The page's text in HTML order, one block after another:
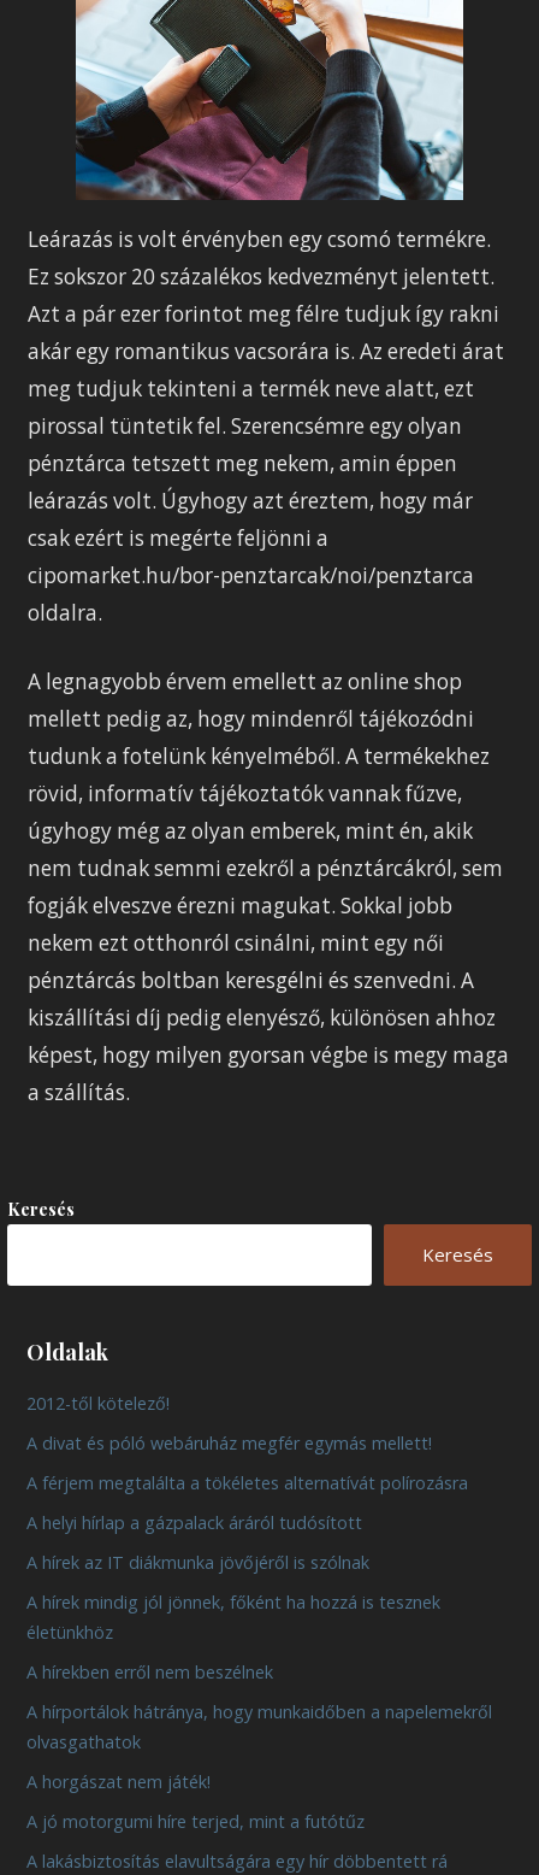
Leárazás is volt érvényben egy csomó termékre.
Ez sokszor 20 százalékos kedvezményt jelentett.
Azt a pár ezer forintot meg félre tudjuk így rakni
akár egy romantikus vacsorára is. Az eredeti árat
meg tudjuk tekinteni a termék neve alatt, ezt
pirossal tüntetik fel. Szerencsémre egy olyan
pénztárca tetszett meg nekem, amin éppen
leárazás volt. Úgyhogy azt éreztem, hogy már
csak ezért is megérte feljönni a
cipomarket.hu/bor-penztarcak/noi/penztarca
oldalra.
A legnagyobb érvem emellett az online shop
mellett pedig az, hogy mindenről tájékozódni
tudunk a fotelünk kényelméből. A termékekhez
rövid, informatív tájékoztatók vannak fűzve,
úgyhogy még az olyan emberek, mint én, akik
nem tudnak semmi ezekről a pénztárcákról, sem
fogják elveszve érezni magukat. Sokkal jobb
nekem ezt otthonról csinálni, mint egy női
pénztárcás boltban keresgélni és szenvedni. A
kiszállítási díj pedig elenyésző, különösen ahhoz
képest, hogy milyen gyorsan végbe is megy maga
a szállítás.
Keresés
Keresés
Oldalak
2012-től kötelező!
A divat és póló webáruház megfér egymás mellett!
A férjem megtalálta a tökéletes alternatívát polírozásra
A helyi hírlap a gázpalack áráról tudósított
A hírek az IT diákmunka jövőjéről is szólnak
A hírek mindig jól jönnek, főként ha hozzá is tesznek
életünkhöz
A hírekben erről nem beszélnek
A hírportálok hátránya, hogy munkaidőben a napelemekről
olvasgathatok
A horgászat nem játék!
A jó motorgumi híre terjed, mint a futótűz
A lakásbiztosítás elavultságára egy hír döbbentett rá